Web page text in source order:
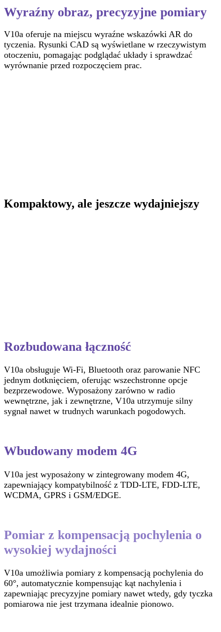
Wyraźny obraz, precyzyjne pomiary
V10a oferuje na miejscu wyraźne wskazówki AR do
tyczenia. Rysunki CAD są wyświetlane w rzeczywistym
otoczeniu, pomagając podglądać układy i sprawdzać
wyrównanie przed rozpoczęciem prac.
Kompaktowy, ale jeszcze wydajniejszy
Rozbudowana łączność
V10a obsługuje Wi‑Fi, Bluetooth oraz parowanie NFC
jednym dotknięciem, oferując wszechstronne opcje
bezprzewodowe. Wyposażony zarówno w radio
wewnętrzne, jak i zewnętrzne, V10a utrzymuje silny
sygnał nawet w trudnych warunkach pogodowych.
Wbudowany modem 4G
V10a jest wyposażony w zintegrowany modem 4G,
zapewniający kompatybilność z TDD-LTE, FDD-LTE,
WCDMA, GPRS i GSM/EDGE.
Pomiar z kompensacją pochylenia o
wysokiej wydajności
V10a umożliwia pomiary z kompensacją pochylenia do
60°, automatycznie kompensując kąt nachylenia i
zapewniając precyzyjne pomiary nawet wtedy, gdy tyczka
pomiarowa nie jest trzymana idealnie pionowo.